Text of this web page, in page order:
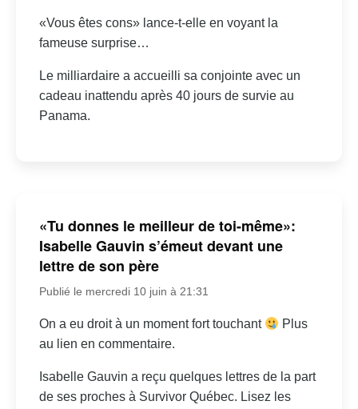
«Vous êtes cons» lance-t-elle en voyant la
fameuse surprise…
Le milliardaire a accueilli sa conjointe avec un
cadeau inattendu après 40 jours de survie au
Panama.
«Tu donnes le meilleur de toi-même»:
Isabelle Gauvin s’émeut devant une
lettre de son père
Publié le mercredi 10 juin à 21:31
On a eu droit à un moment fort touchant
Plus
au lien en commentaire.
Isabelle Gauvin a reçu quelques lettres de la part
de ses proches à Survivor Québec. Lisez les